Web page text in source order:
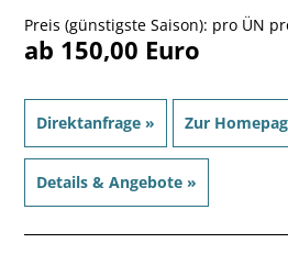
Preis (günstigste Saison): pro ÜN
ab 150,00 Euro
Direktanfrage » Zur
Details & Angebote »